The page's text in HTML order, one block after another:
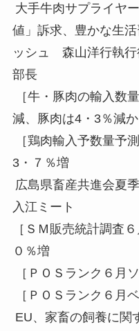
大手牛肉サプライヤ
値」訴求、豊かな生
ッシュ 森山洋行執行
部長
［牛・豚肉の輸入数
減、豚肉は4・3％減か
［鶏肉輸入予数量予
3・７％増
広島県畜産共進会夏
入江ミート
［ＳＭ販売統計調査
０％増
［ＰＯＳランク６月
［ＰＯＳランク６月
EU、家畜の飼養に関